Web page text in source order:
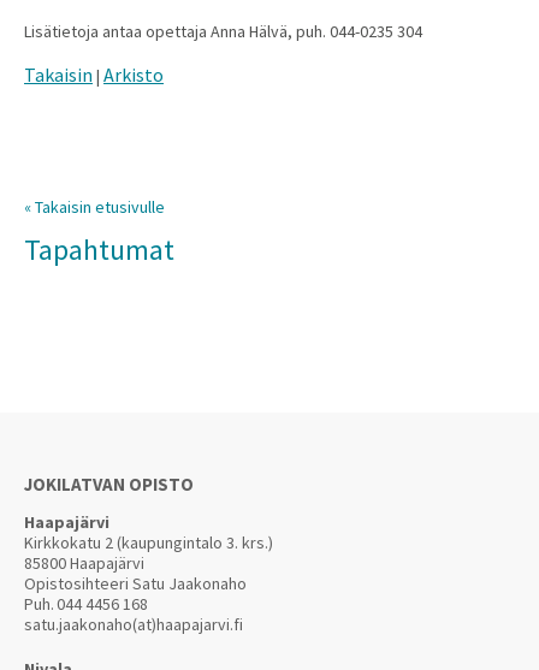
Lisätietoja antaa opettaja Anna Hälvä, puh. 044-0235 304
Takaisin | Arkisto
« Takaisin etusivulle
Tapahtumat
JOKILATVAN OPISTO
Haapajärvi
Kirkkokatu 2 (kaupungintalo 3. krs.)
85800 Haapajärvi
Opistosihteeri Satu Jaakonaho
Puh.044 4456 168
satu.jaakonaho(at)haapajarvi.fi